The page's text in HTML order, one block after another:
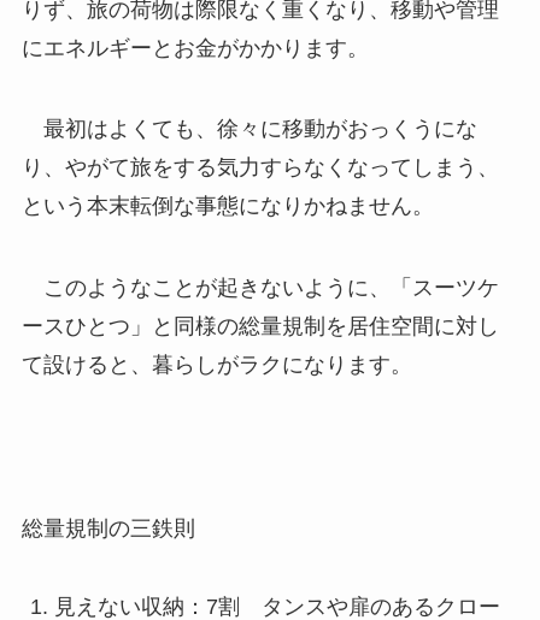
りず、旅の荷物は際限なく重くなり、移動や管理
にエネルギーとお金がかかります。
最初はよくても、徐々に移動がおっくうにな
り、やがて旅をする気力すらなくなってしまう、
という本末転倒な事態になりかねません。
このようなことが起きないように、「スーツケ
ースひとつ」と同様の総量規制を居住空間に対し
て設けると、暮らしがラクになります。
総量規制の三鉄則
見えない収納：7割 タンスや扉のあるクロー